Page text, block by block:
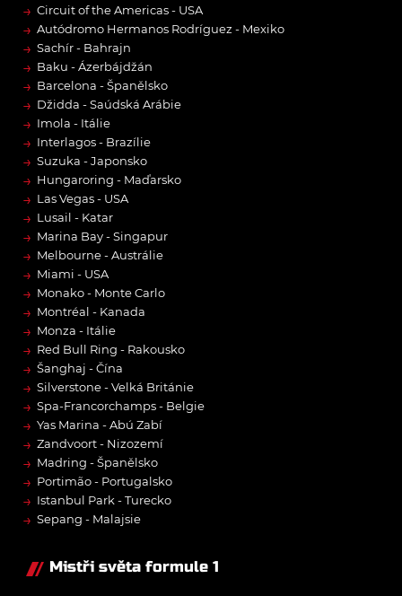
→ Circuit of the Americas - USA
→ Autódromo Hermanos Rodríguez - Mexiko
→ Sachír - Bahrajn
→ Baku - Ázerbájdžán
→ Barcelona - Španělsko
→ Džidda - Saúdská Arábie
→ Imola - Itálie
→ Interlagos - Brazílie
→ Suzuka - Japonsko
→ Hungaroring - Maďarsko
→ Las Vegas - USA
→ Lusail - Katar
→ Marina Bay - Singapur
→ Melbourne - Austrálie
→ Miami - USA
→ Monako - Monte Carlo
→ Montréal - Kanada
→ Monza - Itálie
→ Red Bull Ring - Rakousko
→ Šanghaj - Čína
→ Silverstone - Velká Británie
→ Spa-Francorchamps - Belgie
→ Yas Marina - Abú Zabí
→ Zandvoort - Nizozemí
→ Madring - Španělsko
→ Portimão - Portugalsko
→ Istanbul Park - Turecko
→ Sepang - Malajsie
Mistři světa formule 1